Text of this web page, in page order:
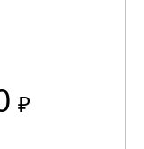
₽